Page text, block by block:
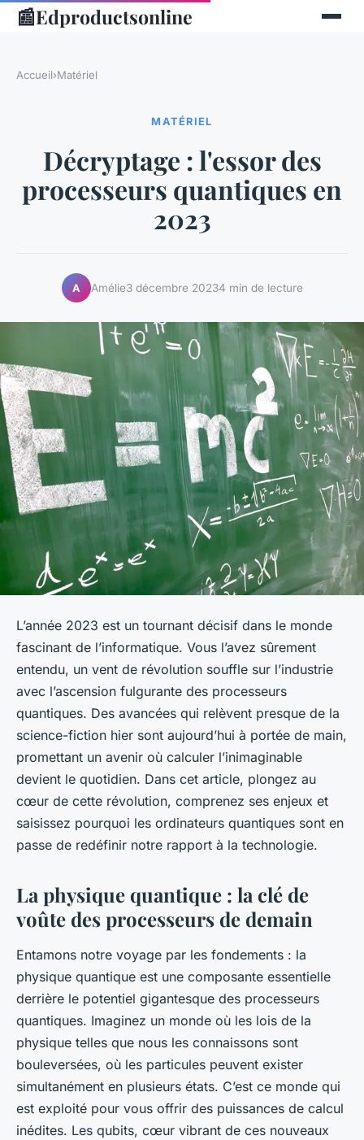
📰Edproductsonline
Accueil›Matériel
MATÉRIEL
Décryptage : l'essor des
processeurs quantiques en
2023
A Amélie3 décembre 20234 min de lecture
L’année 2023 est un tournant décisif dans le monde
fascinant de l’informatique. Vous l’avez sûrement
entendu, un vent de révolution souffle sur l’industrie
avec l’ascension fulgurante des processeurs
quantiques. Des avancées qui relèvent presque de la
science-fiction hier sont aujourd’hui à portée de main,
promettant un avenir où calculer l’inimaginable
devient le quotidien. Dans cet article, plongez au
cœur de cette révolution, comprenez ses enjeux et
saisissez pourquoi les ordinateurs quantiques sont en
passe de redéfinir notre rapport à la technologie.
La physique quantique : la clé de
voûte des processeurs de demain
Entamons notre voyage par les fondements : la
physique quantique est une composante essentielle
derrière le potentiel gigantesque des processeurs
quantiques. Imaginez un monde où les lois de la
physique telles que nous les connaissons sont
bouleversées, où les particules peuvent exister
simultanément en plusieurs états. C’est ce monde qui
est exploité pour vous offrir des puissances de calcul
inédites. Les qubits, cœur vibrant de ces nouveaux